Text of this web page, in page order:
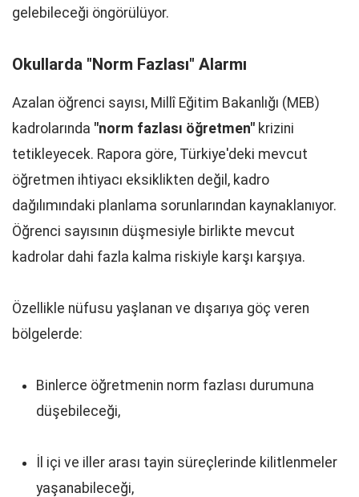
gelebileceği öngörülüyor.
Okullarda "Norm Fazlası" Alarmı
Azalan öğrenci sayısı, Millî Eğitim Bakanlığı (MEB)
kadrolarında "norm fazlası öğretmen" krizini
tetikleyecek. Rapora göre, Türkiye'deki mevcut
öğretmen ihtiyacı eksiklikten değil, kadro
dağılımındaki planlama sorunlarından kaynaklanıyor.
Öğrenci sayısının düşmesiyle birlikte mevcut
kadrolar dahi fazla kalma riskiyle karşı karşıya.
Özellikle nüfusu yaşlanan ve dışarıya göç veren
bölgelerde:
Binlerce öğretmenin norm fazlası durumuna
düşebileceği,
İl içi ve iller arası tayin süreçlerinde kilitlenmeler
yaşanabileceği,